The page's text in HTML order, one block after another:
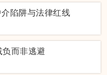
陷阱与法律红线
而非逃避